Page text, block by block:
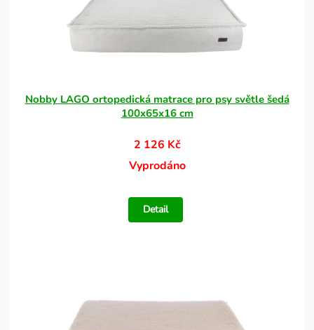
Nobby LAGO ortopedická matrace pro psy světle šedá
100x65x16 cm
2 126 Kč
Vyprodáno
Detail